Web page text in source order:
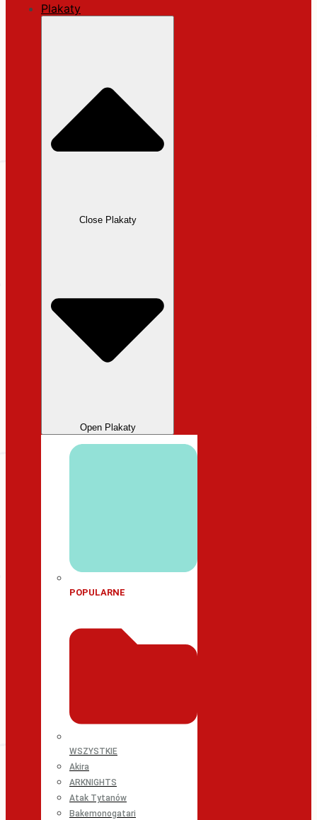
Plakaty
Close Plakaty
Open Plakaty
POPULARNE
WSZYSTKIE
Akira
ARKNIGHTS
Atak Tytanów
Bakemonogatari